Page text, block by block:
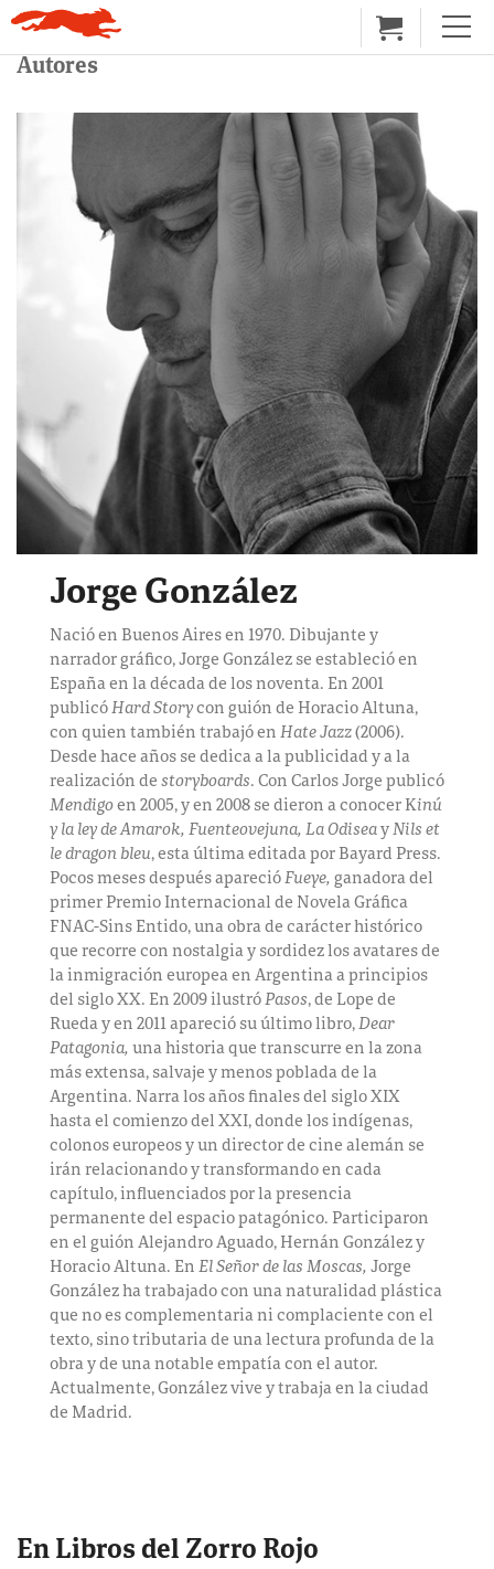
Autores
Jorge González
Nació en Buenos Aires en 1970. Dibujante y
narrador gráfico, Jorge González se estableció en
España en la década de los noventa. En 2001
publicóHard Storycon guión de Horacio Altuna,
con quien también trabajó en Hate Jazz(2006).
Desde hace años se dedica a la publicidad y a la
realización de storyboards. Con Carlos Jorge publicó
Mendigoen 2005, y en 2008 se dieron a conocer Kinú
y la ley de Amarok, Fuenteovejuna, La OdiseayNils et
le dragon bleu, esta última editada por Bayard Press.
Pocos meses después aparecióFueye, ganadora del
primer Premio Internacional de Novela Gráfica
FNAC-Sins Entido, una obra de carácter histórico
que recorre con nostalgia y sordidez los avatares de
la inmigración europea en Argentina a principios
del siglo XX. En 2009 ilustróPasos, de Lope de
Rueda y en 2011 apareció su último libro,Dear
Patagonia, una historia que transcurre en la zona
más extensa, salvaje y menos poblada de la
Argentina. Narra los años finales del siglo XIX
hasta el comienzo del XXI, donde los indígenas,
colonos europeos y un director de cine alemán se
irán relacionando y transformando en cada
capítulo, influenciados por la presencia
permanente del espacio patagónico. Participaron
en el guión Alejandro Aguado, Hernán González y
Horacio Altuna. En El Señor de las Moscas, Jorge
González ha trabajado con una naturalidad plástica
que no es complementaria ni complaciente con el
texto, sino tributaria de una lectura profunda de la
obra y de una notable empatía con el autor.
Actualmente, González vive y trabaja en la ciudad
de Madrid.
En Libros del Zorro Rojo